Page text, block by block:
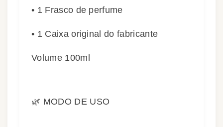
• 1 Frasco de perfume
• 1 Caixa original do fabricante
Volume 100ml
🌿 MODO DE USO